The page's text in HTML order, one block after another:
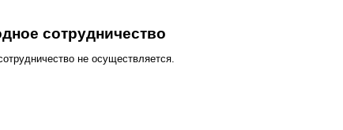
сотрудничество
не осуществляется.